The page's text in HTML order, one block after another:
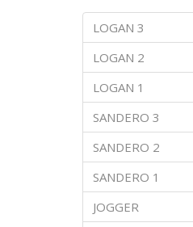
LOGAN 3
LOGAN 2
LOGAN 1
SANDERO 3
SANDERO 2
SANDERO 1
JOGGER